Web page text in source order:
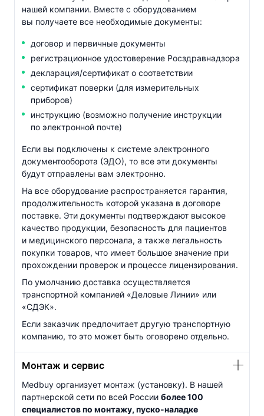
нашей компании. Вместе с оборудованием
вы получаете все необходимые документы:
договор и первичные документы
регистрационное удостоверение Росздравнадзора
декларация/сертификат о соответствии
сертификат поверки (для измерительных
приборов)
инструкцию (возможно получение инструкции
по электронной почте)
Если вы подключены к системе электронного
документооборота (ЭДО), то все эти документы
будут отправлены вам электронно.
На все оборудование распространяется гарантия,
продолжительность которой указана в договоре
поставке. Эти документы подтверждают высокое
качество продукции, безопасность для пациентов
и медицинского персонала, а также легальность
покупки товаров, что имеет большое значение при
прохождении проверок и процессе лицензирования.
По умолчанию доставка осуществляется
транспортной компанией «Деловые Линии» или
«СДЭК».
Если заказчик предпочитает другую транспортную
компанию, то это может быть оговорено отдельно.
Монтаж и сервис
Medbuy организует монтаж (установку). В нашей
партнерской сети по всей России более 100
специалистов по монтажу, пуско-наладке